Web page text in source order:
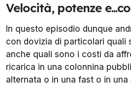
Velocità, potenze
In questo episodio dunque
con dovizia di particolari quali
anche quali sono i costi da
ricarica in una colonnina
alternata o in una fast o in una